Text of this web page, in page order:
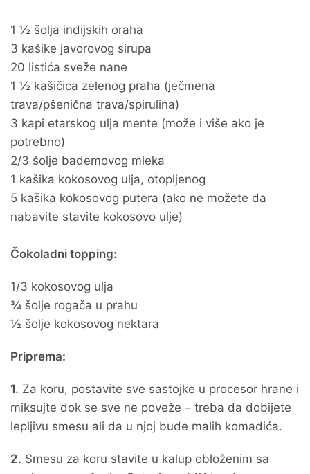
1 ½ šolja indijskih oraha
3 kašike javorovog sirupa
20 listića sveže nane
1 ½ kašičica zelenog praha (ječmena
trava/pšenična trava/spirulina)
3 kapi etarskog ulja mente (može i više ako je
potrebno)
2/3 šolje bademovog mleka
1 kašika kokosovog ulja, otopljenog
5 kašika kokosovog putera (ako ne možete da
nabavite stavite kokosovo ulje)
Čokoladni topping:
1/3 kokosovog ulja
¾ šolje rogača u prahu
½ šolje kokosovog nektara
Priprema:
1. Za koru, postavite sve sastojke u procesor hrane i
miksujte dok se sve ne poveže – treba da dobijete
lepljivu smesu ali da u njoj bude malih komadića.
2. Smesu za koru stavite u kalup obloženim sa